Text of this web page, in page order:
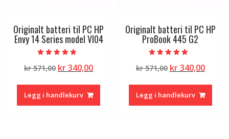
Originalt batteri til PC HP
Envy 14 Series model VI04
5.00
av 5
kr571,00 Opprinnelig
var:
kr 571,00.
kr340,00Nåværende
kr 340,00.
Legg i handlekurv
Originalt batteri til PC HP
ProBook 445 G2
5.00
av 5
kr571,00 Opprinnelig
var:
kr 571,00.
kr340,00
kr
Legg i handlekurv